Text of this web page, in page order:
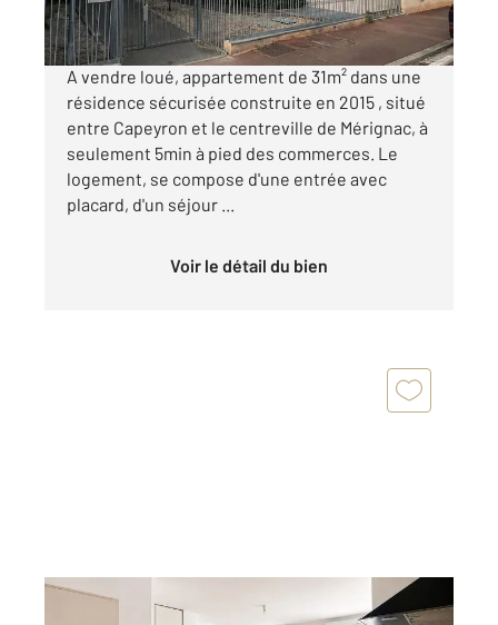
Visiter le site dédié
A vendre loué, appartement de 31m² dans une
résidence sécurisée construite en 2015 , situé
entre Capeyron et le centreville de Mérignac, à
seulement 5min à pied des commerces. Le
logement, se compose d'une entrée avec
placard, d'un séjour ...
Voir le détail du bien
MERIGNAC 33